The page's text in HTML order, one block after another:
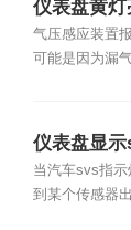
仪表盘黄灯
气压感应装置
可能是因为漏
仪表盘显示
当汽车svs指
到某个传感器